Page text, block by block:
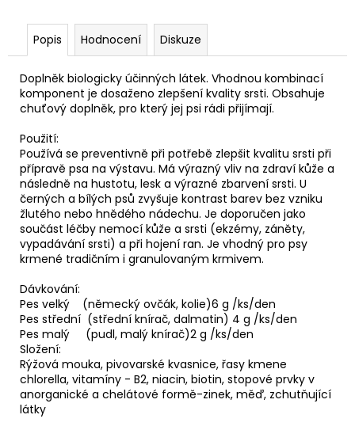
Popis Hodnocení Diskuze
Doplněk biologicky účinných látek. Vhodnou kombinací
komponent je dosaženo zlepšení kvality srsti. Obsahuje
chuťový doplněk, pro který jej psi rádi přijímají.
Použití:
Používá se preventivně při potřebě zlepšit kvalitu srsti při
přípravě psa na výstavu. Má výrazný vliv na zdraví kůže a
následně na hustotu, lesk a výrazné zbarvení srsti. U
černých a bílých psů zvyšuje kontrast barev bez vzniku
žlutého nebo hnědého nádechu. Je doporučen jako
součást léčby nemocí kůže a srsti (ekzémy, záněty,
vypadávání srsti) a při hojení ran. Je vhodný pro psy
krmené tradičním i granulovaným krmivem.
Dávkování:
Pes velký (německý ovčák, kolie)6 g /ks/den
Pes střední (střední knírač, dalmatin) 4 g /ks/den
Pes malý (pudl, malý knírač)2 g /ks/den
Složení:
Rýžová mouka, pivovarské kvasnice, řasy kmene
chlorella, vitamíny - B2, niacin, biotin, stopové prvky v
anorganické a chelátové formě-zinek, měď, zchutňující
látky
m
e